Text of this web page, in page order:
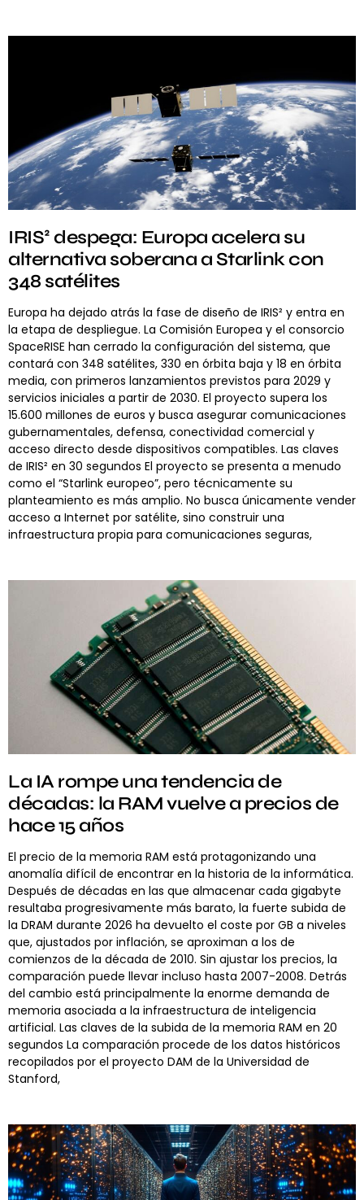
IRIS² despega: Europa acelera su
alternativa soberana a Starlink con
348 satélites
Europa ha dejado atrás la fase de diseño de IRIS² y entra en
la etapa de despliegue. La Comisión Europea y el consorcio
SpaceRISE han cerrado la configuración del sistema, que
contará con 348 satélites, 330 en órbita baja y 18 en órbita
media, con primeros lanzamientos previstos para 2029 y
servicios iniciales a partir de 2030. El proyecto supera los
15.600 millones de euros y busca asegurar comunicaciones
gubernamentales, defensa, conectividad comercial y
acceso directo desde dispositivos compatibles. Las claves
de IRIS² en 30 segundos El proyecto se presenta a menudo
como el “Starlink europeo”, pero técnicamente su
planteamiento es más amplio. No busca únicamente vender
acceso a Internet por satélite, sino construir una
infraestructura propia para comunicaciones seguras,
La IA rompe una tendencia de
décadas: la RAM vuelve a precios de
hace 15 años
El precio de la memoria RAM está protagonizando una
anomalía difícil de encontrar en la historia de la informática.
Después de décadas en las que almacenar cada gigabyte
resultaba progresivamente más barato, la fuerte subida de
la DRAM durante 2026 ha devuelto el coste por GB a niveles
que, ajustados por inflación, se aproximan a los de
comienzos de la década de 2010. Sin ajustar los precios, la
comparación puede llevar incluso hasta 2007-2008. Detrás
del cambio está principalmente la enorme demanda de
memoria asociada a la infraestructura de inteligencia
artificial. Las claves de la subida de la memoria RAM en 20
segundos La comparación procede de los datos históricos
recopilados por el proyecto DAM de la Universidad de
Stanford,